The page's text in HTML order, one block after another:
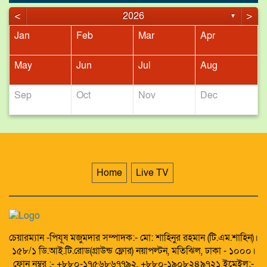
আহত – ১
<
2026 ▼ >
Jan Feb Mar Apr
May Jun Jul Aug
Sep Oct Nov Dec
Home Live TV
চেয়ারম্যান -পিযূষ মজুমদার সম্পাদক:- মো: শাহিনুর রহমান (টি.এম.শাহিন)।
১৫৮/১ ডি.আই.টি.রোড(গ্রাউন্ড ফ্লোর) নয়াপল্টন, মতিঝিল, ঢাকা - ১০০০।
ফোন নম্বর :- +৮৮০-১৭৫৬৮৬৭৭৯২, +৮৮০-১৯০৮২৪৯৭২১ ইমেইল:-